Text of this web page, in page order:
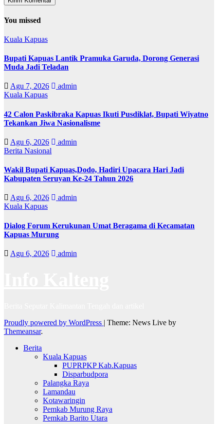
You missed
Kuala Kapuas
Bupati Kapuas Lantik Pramuka Garuda, Dorong Generasi
Muda Jadi Teladan
Agu 7, 2026
admin
Kuala Kapuas
42 Calon Paskibraka Kapuas Ikuti Pusdiklat, Bupati Wiyatno
Tekankan Jiwa Nasionalisme
Agu 6, 2026
admin
Berita Nasional
Wakil Bupati Kapuas,Dodo, Hadiri Upacara Hari Jadi
Kabupaten Seruyan Ke-24 Tahun 2026
Agu 6, 2026
admin
Kuala Kapuas
Dialog Forum Kerukunan Umat Beragama di Kecamatan
Kapuas Murung
Agu 6, 2026 admin
Proudly powered by WordPress | Theme: News Live by
Themeansar.
Berita
Kuala Kapuas
PUPRPKP Kab.Kapuas
Disparbudpora
Palangka Raya
Lamandau
Kotawaringin
Pemkab Murung Raya
Pemkab Barito Utara